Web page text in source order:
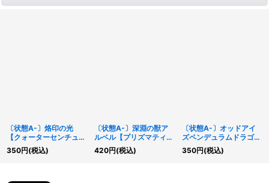
〔状態A-〕烙印の光
【クォーターセンチュリ
ーシークレット】
{CF01-JP162}《魔法》
350円(税込)
〔状態A-〕深淵の獣ア
ルベル【プリズマティッ
クシークレット】
{CYAC-JP008}《モン
420円(税込)
〔状態A-〕オッドアイ
ズペンデュラムドラゴン
(3右向)【クォーターセ
ンチュリーシークレッ
350円(税込)